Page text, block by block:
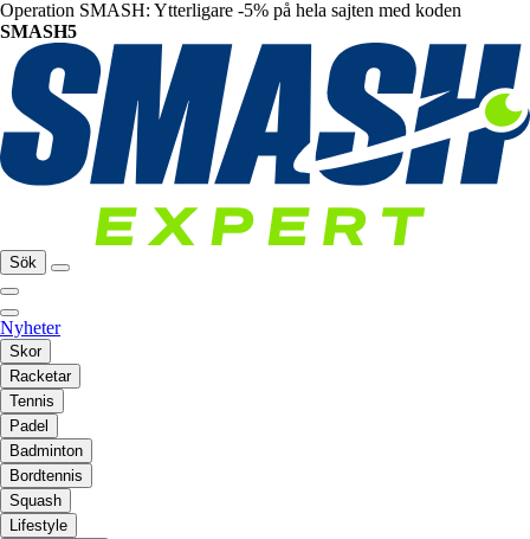
Operation SMASH: Ytterligare -5% på hela sajten med koden
SMASH5
Sök
Nyheter
Skor
Racketar
Tennis
Padel
Badminton
Bordtennis
Squash
Lifestyle